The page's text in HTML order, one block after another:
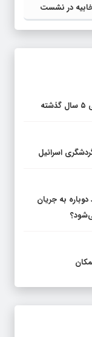
در نشست
مجلس با
اسرائیل
به جریان